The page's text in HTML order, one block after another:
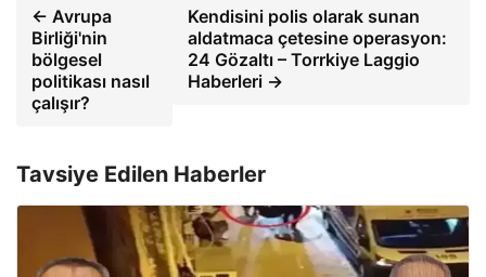
← Avrupa
Birliği'nin
bölgesel
politikası nasıl
çalışır?
Kendisini polis olarak sunan
aldatmaca çetesine operasyon:
24 Gözaltı – Torrkiye Laggio
Haberleri →
Tavsiye Edilen Haberler